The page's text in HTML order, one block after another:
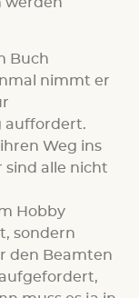
Buch
nimmt er
auffordert.
Weg ins
sind alle nicht
Hobby
sondern
den Beamten